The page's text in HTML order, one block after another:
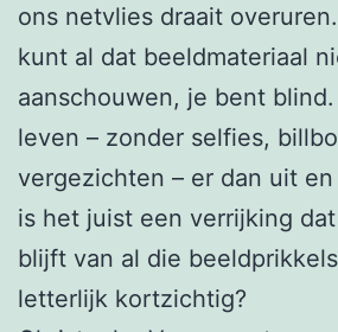
ons netvlies draait
kunt al dat beeldmateriaal
aanschouwen, je bent
leven – zonder selfies,
vergezichten – er dan uit
is het juist een verrijking
blijft van al die
letterlijk kortzichtig?